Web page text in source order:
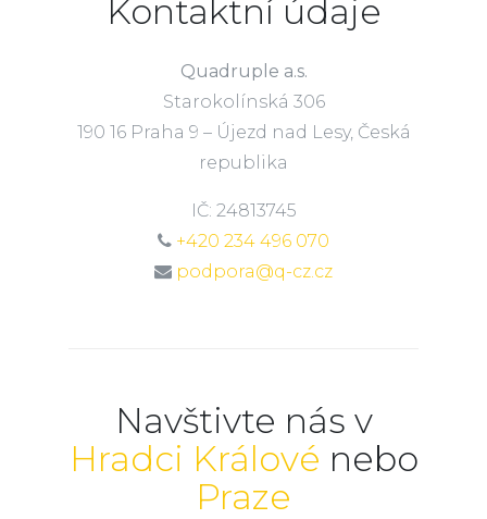
Kontaktní údaje
Quadruple a.s.
Starokolínská 306
190 16 Praha 9 – Újezd nad Lesy, Česká
republika
IČ: 24813745
+420 234 496 070
podpora@q-cz.cz
Navštivte nás v
Hradci Králové nebo
Praze